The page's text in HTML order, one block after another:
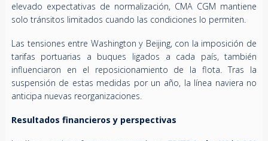
elevado expectativas de normalización, CMA CGM mantiene
solo tránsitos limitados cuando las condiciones lo permiten.
Las tensiones entre Washington y Beijing, con la imposición de
tarifas portuarias a buques ligados a cada país, también
influenciaron en el reposicionamiento de la flota. Tras la
suspensión de estas medidas por un año, la línea naviera no
anticipa nuevas reorganizaciones.
Resultados financieros y perspectivas